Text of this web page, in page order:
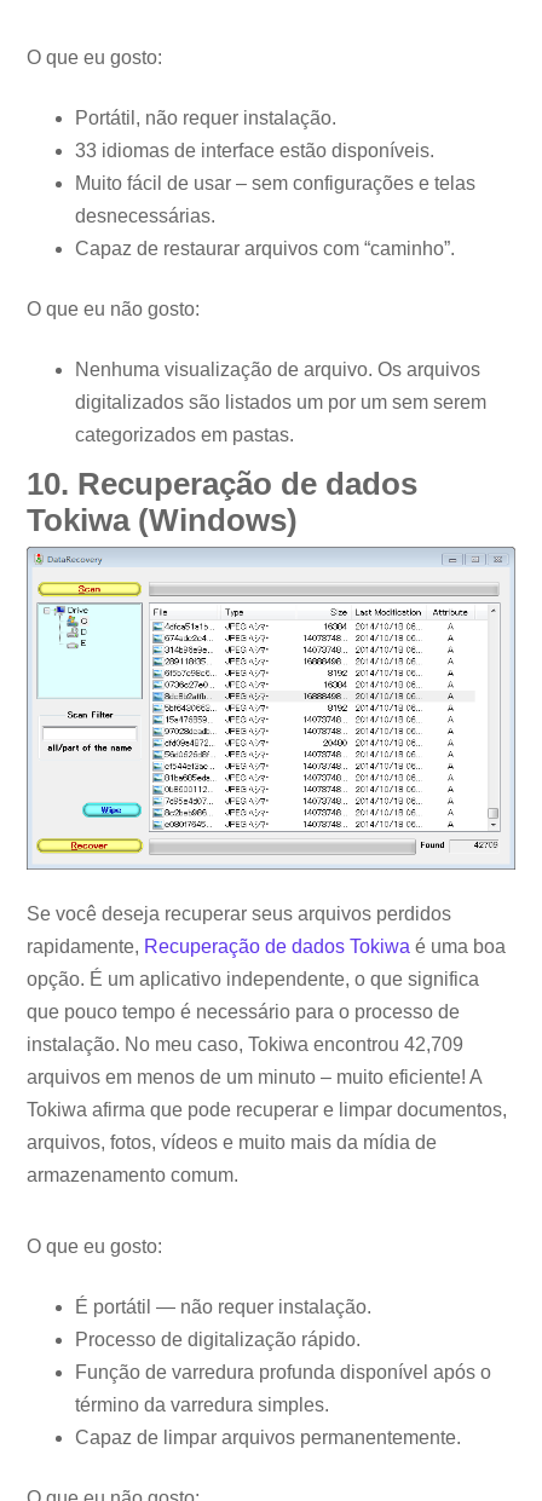
O que eu gosto:
Portátil, não requer instalação.
33 idiomas de interface estão disponíveis.
Muito fácil de usar – sem configurações e telas
desnecessárias.
Capaz de restaurar arquivos com “caminho”.
O que eu não gosto:
Nenhuma visualização de arquivo. Os arquivos
digitalizados são listados um por um sem serem
categorizados em pastas.
10. Recuperação de dados
Tokiwa (Windows)
Se você deseja recuperar seus arquivos perdidos
rapidamente, Recuperação de dados Tokiwa é uma boa
opção. É um aplicativo independente, o que significa
que pouco tempo é necessário para o processo de
instalação. No meu caso, Tokiwa encontrou 42,709
arquivos em menos de um minuto – muito eficiente! A
Tokiwa afirma que pode recuperar e limpar documentos,
arquivos, fotos, vídeos e muito mais da mídia de
armazenamento comum.
O que eu gosto:
É portátil — não requer instalação.
Processo de digitalização rápido.
Função de varredura profunda disponível após o
término da varredura simples.
Capaz de limpar arquivos permanentemente.